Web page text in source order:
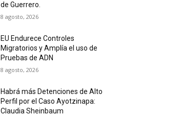
de Guerrero.
8 agosto, 2026
EU Endurece Controles
Migratorios y Amplía el uso de
Pruebas de ADN
8 agosto, 2026
Habrá más Detenciones de Alto
Perfil por el Caso Ayotzinapa:
Claudia Sheinbaum